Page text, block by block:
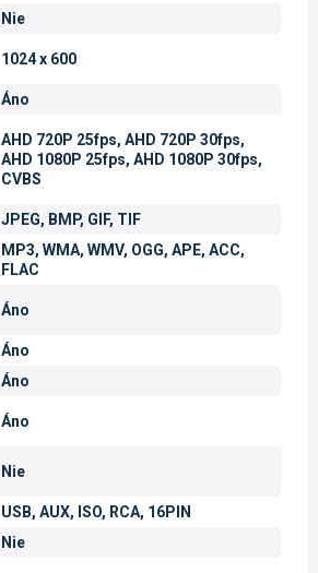
Nie
1024 x 600
Áno
AHD 720P 25fps, AHD 720P 30fps,
AHD 1080P 25fps, AHD 1080P 30fps,
CVBS
JPEG, BMP, GIF, TIF
MP3, WMA, WMV, OGG, APE, ACC,
FLAC
Áno
Áno
Áno
Áno
Nie
USB, AUX, ISO, RCA, 16PIN
Nie